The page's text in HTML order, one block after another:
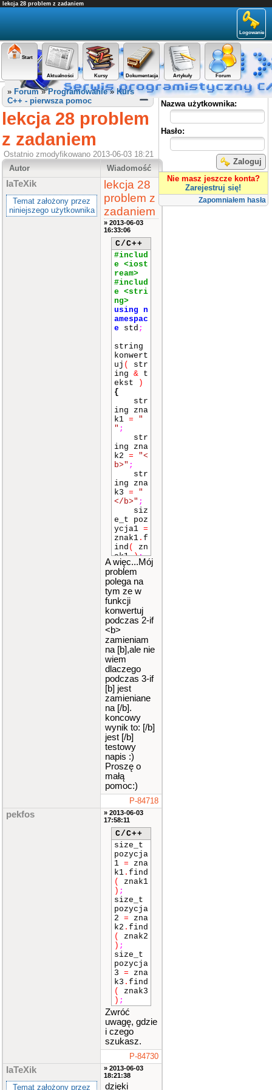
lekcja 28 problem z zadaniem
Logowanie
Start
Aktualności Kursy Dokumentacja Artykuły Forum
Panel użytkownika
Nazwa użytkownika:
Hasło:
Zaloguj
Nie masz jeszcze konta?
Zarejestruj się!
Zapomniałem hasła
» Forum»Programowanie» Kurs
C++ - pierwsza pomoc
lekcja 28 problem
z zadaniem
Ostatnio zmodyfikowano 2013-06-03 18:21
Autor
Wiadomość
IaTeXik
Temat założony przez
niniejszego użytkownika
lekcja 28
problem z
zadaniem
» 2013-06-03
16:33:06
C/C++
#includ
e <iost
ream>
#includ
e <stri
ng>
using n
amespac
e std ;
string
konwert
uj (
str
ing & t
ekst
)
{
str
ing zna
k1 =
"
" ;
str
ing zna
k2 =
"<
b>" ;
str
ing zna
k3 =
"
</b>" ;
siz
e_t poz
ycja1 =
znak1 . f
ind (
zn
ak1);
siz
e_t poz
ycja2=
znak2.
ind(
ak2);
siz
e_t poz
ycja3=
znak3. f
ind
ak3);
cou
t<<
"p
rzed pe
tla" <<
endl
int
i= 0;
{
cout
"pętla
" <<i
end
l;
if(poz
ycja1!
=strin
g::npos
)
{
tek
st=te
kst .era
se ( poz
ycja1,
1
poz
ycja1=
tekst.f
ind(zn
ak1,po
zycja1
);
}
if(poz
ycja2
=strin
A więc...Mój
problem
polega na
tym ze w
funkcji
konwertuj
podczas 2-if
<b>
zamieniam
na [b],ale nie
wiem
dlaczego
podczas 3-if
[b] jest
zamieniane
na [/b].
koncowy
wynik to: [/b]
jest [/b]
testowy
napis :)
Proszę o
małą
pomoc:)
P-84718
pekfos
» 2013-06-03
17:58:11
C/C++
size_t
pozycja
1 = zna
k1 . find
(
znak1
) ;
size_t
pozycja
2 = zna
k2 . find
(
znak2
) ;
size_t
pozycja
3 = zna
k3 . find
(
znak3
) ;
Zwróć
uwagę, gdzie
i czego
szukasz.
P-84730
IaTeXik
Temat założony przez
» 2013-06-03
18:21:38
dzięki